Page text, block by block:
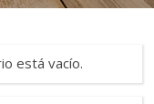
está vacío.